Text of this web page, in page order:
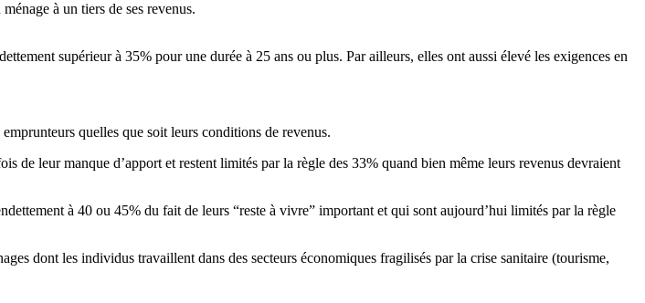
à un tiers de ses revenus.
supérieur à 35% pour une durée à 25 ans ou plus. Par ailleurs, elles ont aussi élevé les exigences en
quelles que soit leurs conditions de revenus.
de leur manque d’apport et restent limités par la règle des 33% quand bien même leurs revenus devraient
à 40 ou 45% du fait de leurs “reste à vivre” important et qui sont aujourd’hui limités par la règle
dont les individus travaillent dans des secteurs économiques fragilisés par la crise sanitaire (tourisme,